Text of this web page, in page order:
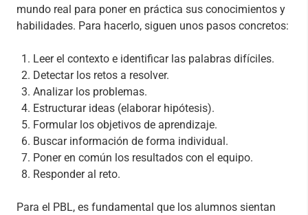
mundo real para poner en práctica sus conocimientos y
habilidades. Para hacerlo, siguen unos pasos concretos:
Leer el contexto e identificar las palabras difíciles.
Detectar los retos a resolver.
Analizar los problemas.
Estructurar ideas (elaborar hipótesis).
Formular los objetivos de aprendizaje.
Buscar información de forma individual.
Poner en común los resultados con el equipo.
Responder al reto.
Para el PBL, es fundamental que los alumnos sientan